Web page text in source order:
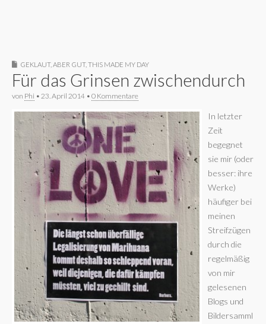
GEKLAUT, ABER GUT, THIS MADE MY DAY
Für das Grinsen zwischendurch
von Phi • 23. April 2014 • 0 Kommentare
In letzter
Zeit
begegnet
sie mir (oder
besser: ihre
Werke)
häufiger bei
meinen
Streifzügen
durch die
regelmäßig
von mir
gelesenen
Blogs und
Bildersamml